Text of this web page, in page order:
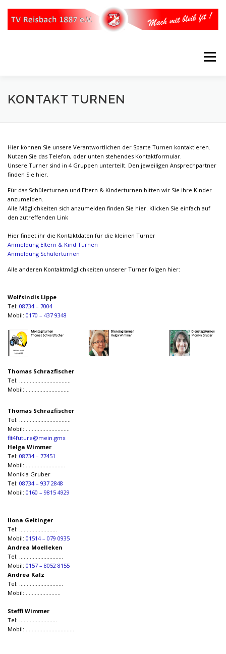
springen
Menü
STARTSEITE ÜBER UNS
IMPRESSUM
KONTAKT TURNEN
Hier können Sie unsere Verantwortlichen der Sparte Turnen kontaktieren.
Nutzen Sie das Telefon, oder unten stehendes Kontaktformular.
Unsere Turner sind in 4 Gruppen unterteilt. Den jeweiligen Ansprechpartner
finden Sie hier.
Für das Schülerturnen und Eltern & Kinderturnen bitten wir Sie ihre Kinder
anzumelden.
Alle Möglichkeiten sich anzumelden finden Sie hier. Klicken Sie einfach auf
den zutreffenden Link
Hier findet ihr die Kontaktdaten für die kleinen Turner
Anmeldung Eltern & Kind Turnen
Anmeldung Schülerturnen
Alle anderen Kontaktmöglichkeiten unserer Turner folgen hier:
Wolfsindis Lippe
Tel: 08734 – 7004
Mobil: 0170 – 437 9348
Thomas Schrazfischer
Tel: …………………………….
Mobil: ………………………..
Thomas Schrazfischer
Tel: …………………………….
Mobil: ………………………..
fit4future@mein.gmx
Helga Wimmer
Tel: 08734 – 77451
Mobil:………………………
Monikla Gruber
Tel: 08734 – 937 2848
Mobil: 0160 – 9815 4929
Ilona Geltinger
Tel: …………………….
Mobil: 01514 – 079 0935
Andrea Moelleken
Tel: ………………………..
Mobil: 0157 – 8052 8155
Andrea Kalz
Tel: ………………………..
Mobil: …………………..
Steffi Wimmer
Tel: …………………….
Mobil: …………………………..